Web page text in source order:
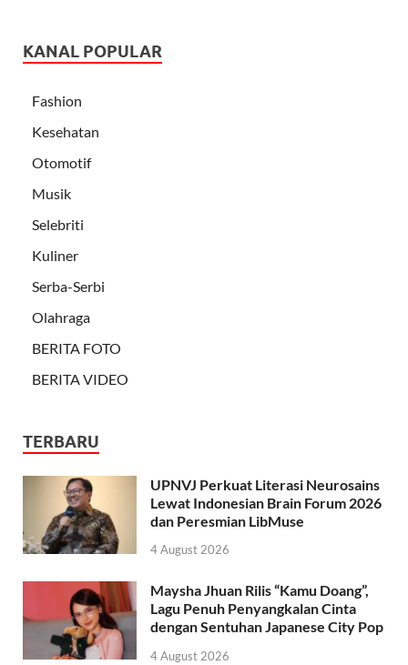
KANAL POPULAR
Fashion
Kesehatan
Otomotif
Musik
Selebriti
Kuliner
Serba-Serbi
Olahraga
BERITA FOTO
BERITA VIDEO
TERBARU
UPNVJ Perkuat Literasi Neurosains
Lewat Indonesian Brain Forum 2026
dan Peresmian LibMuse
4 August 2026
Maysha Jhuan Rilis “Kamu Doang”,
Lagu Penuh Penyangkalan Cinta
dengan Sentuhan Japanese City Pop
4 August 2026